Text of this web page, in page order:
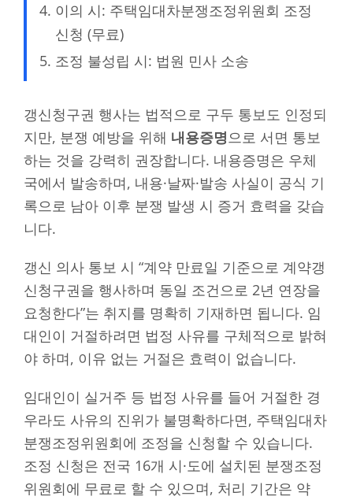
이의 시: 주택임대차분쟁조정위원회 조정
신청 (무료)
조정 불성립 시: 법원 민사 소송
갱신청구권 행사는 법적으로 구두 통보도 인정되
지만, 분쟁 예방을 위해 내용증명 으로 서면 통보
하는 것을 강력히 권장합니다. 내용증명은 우체
국에서 발송하며, 내용·날짜·발송 사실이 공식 기
록으로 남아 이후 분쟁 발생 시 증거 효력을 갖습
니다.
갱신 의사 통보 시 “계약 만료일 기준으로 계약갱
신청구권을 행사하며 동일 조건으로 2년 연장을
요청한다”는 취지를 명확히 기재하면 됩니다. 임
대인이 거절하려면 법정 사유를 구체적으로 밝혀
야 하며, 이유 없는 거절은 효력이 없습니다.
임대인이 실거주 등 법정 사유를 들어 거절한 경
우라도 사유의 진위가 불명확하다면, 주택임대차
분쟁조정위원회에 조정을 신청할 수 있습니다.
조정 신청은 전국 16개 시·도에 설치된 분쟁조정
위원회에 무료로 할 수 있으며, 처리 기간은 약